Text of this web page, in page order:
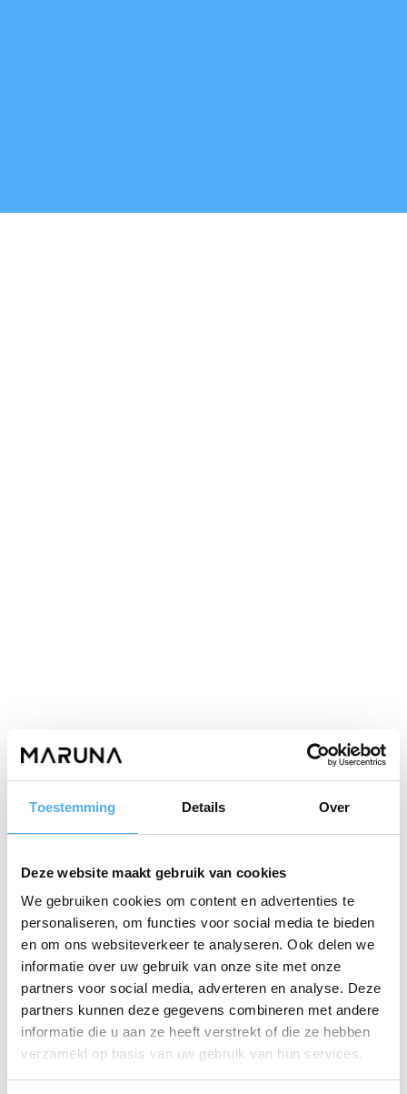
Toestemming Details Over
Deze website maakt gebruik van cookies
We gebruiken cookies om content en advertenties te
personaliseren, om functies voor social media te bieden
en om ons websiteverkeer te analyseren. Ook delen we
informatie over uw gebruik van onze site met onze
partners voor social media, adverteren en analyse. Deze
partners kunnen deze gegevens combineren met andere
informatie die u aan ze heeft verstrekt of die ze hebben
verzameld op basis van uw gebruik van hun services.
Belt verschillende rollen bij Maruna, allemaal met
veel plezier. Ze is trainer Lean/Six Sigma,
ontwikkelaar van trainingen, coach van mensen die
zich willen certificeren én doet interim projecten en
verbeterprogramma’sbij klanten.
In die laatste rol staat ze het liefst zo dicht